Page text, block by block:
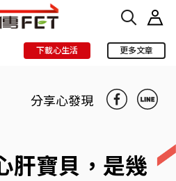
下載心生活 更多文章
分享心發現
肝寶貝，是幾